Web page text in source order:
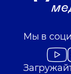
Мы в